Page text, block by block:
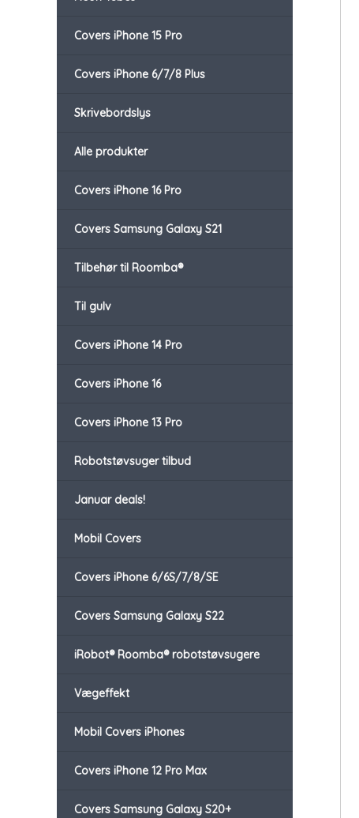
Covers iPhone 15 Pro
Covers iPhone 6/7/8 Plus
Skrivebordslys
Alle produkter
Covers iPhone 16 Pro
Covers Samsung Galaxy S21
Tilbehør til Roomba®
Til gulv
Covers iPhone 14 Pro
Covers iPhone 16
Covers iPhone 13 Pro
Robotstøvsuger tilbud
Januar deals!
Mobil Covers
Covers iPhone 6/6S/7/8/SE
Covers Samsung Galaxy S22
iRobot® Roomba® robotstøvsugere
Vægeffekt
Mobil Covers iPhones
Covers iPhone 12 Pro Max
Covers Samsung Galaxy S20+